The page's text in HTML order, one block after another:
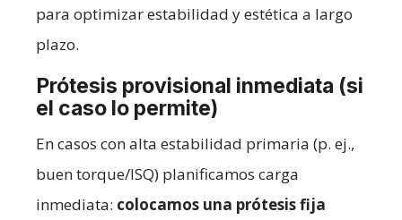
para optimizar estabilidad y estética a largo
plazo.
Prótesis provisional inmediata (si
el caso lo permite)
En casos con alta estabilidad primaria (p. ej.,
buen torque/ISQ) planificamos carga
inmediata: colocamos una prótesis fija